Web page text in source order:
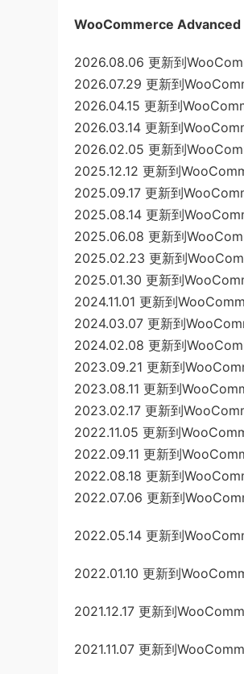
WooCommerce Advanced
2026.08.06 更新到
2026.07.29 更新到
2026.04.15 更新到
2026.03.14 更新到
2026.02.05 更新到
2025.12.12 更新到
2025.09.17 更新到
2025.08.14 更新到
2025.06.08 更新到
2025.02.23 更新到
2025.01.30 更新到
2024.11.01 更新到
2024.03.07 更新到
2024.02.08 更新到
2023.09.21 更新到
2023.08.11 更新到
2023.02.17 更新到
2022.11.05 更新到
2022.09.11 更新到
2022.08.18 更新到
2022.07.06 更新到
2022.05.14 更新到
2022.01.10 更新到
2021.12.17 更新到
2021.11.07 更新到